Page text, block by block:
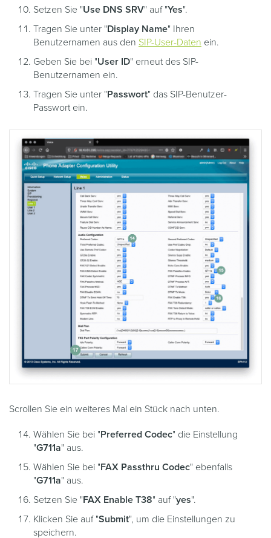
Setzen Sie "Use DNS SRV" auf "Yes".
Tragen Sie unter "Display Name" Ihren
Benutzernamen aus den SIP-User-Daten ein.
Geben Sie bei "User ID" erneut des SIP-
Benutzernamen ein.
Tragen Sie unter "Passwort" das SIP-Benutzer-
Passwort ein.
Scrollen Sie ein weiteres Mal ein Stück nach unten.
Wählen Sie bei "Preferred Codec" die Einstellung
"G711a" aus.
Wählen Sie bei "FAX Passthru Codec" ebenfalls
"G711a" aus.
Setzen Sie "FAX Enable T38" auf "yes".
Klicken Sie auf "Submit", um die Einstellungen zu
speichern.